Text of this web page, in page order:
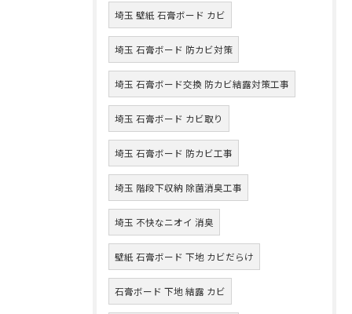
埼玉 壁紙 石膏ボード カビ
埼玉 石膏ボード 防カビ対策
埼玉 石膏ボード交換 防カビ結露対策工事
埼玉 石膏ボード カビ取り
埼玉 石膏ボード 防カビ工事
埼玉 階段下収納 除菌消臭工事
埼玉 不快なニオイ 消臭
壁紙 石膏ボード 下地 カビだらけ
石膏ボード 下地 結露 カビ